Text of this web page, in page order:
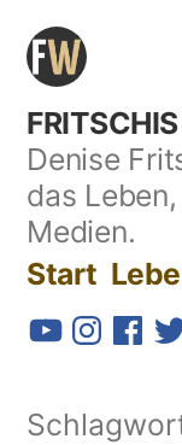
Zum
Inhalt
springen
Denise
das
Medien.
Start
YouTube